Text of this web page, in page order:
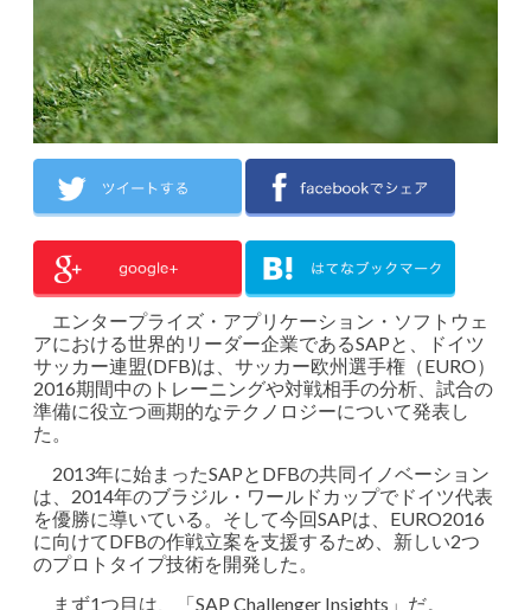
エンタープライズ・アプリケーション・ソフトウェ
アにおける世界的リーダー企業であるSAPと、ドイツ
サッカー連盟(DFB)は、サッカー欧州選手権（EURO）
2016期間中のトレーニングや対戦相手の分析、試合の
準備に役立つ画期的なテクノロジーについて発表し
た。
2013年に始まったSAPとDFBの共同イノベーション
は、2014年のブラジル・ワールドカップでドイツ代表
を優勝に導いている。そして今回SAPは、EURO2016
に向けてDFBの作戦立案を支援するため、新しい2つ
のプロトタイプ技術を開発した。
まず1つ目は、「SAP Challenger Insights」だ。